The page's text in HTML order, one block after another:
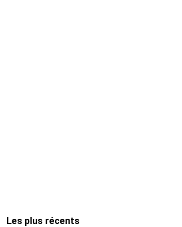
Les plus récents